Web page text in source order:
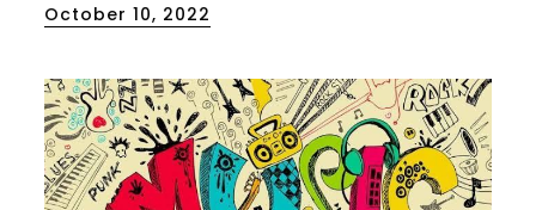
Posted
October 10, 2022